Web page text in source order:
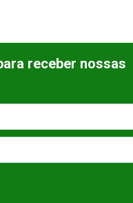
receber nossas